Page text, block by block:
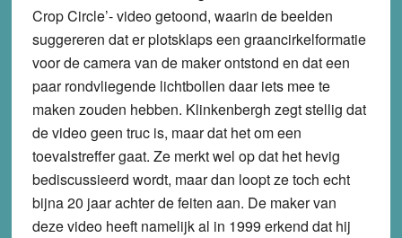
Crop Circle’- video getoond, waarin de beelden
suggereren dat er plotsklaps een graancirkelformatie
voor de camera van de maker ontstond en dat een
paar rondvliegende lichtbollen daar iets mee te
maken zouden hebben. Klinkenbergh zegt stellig dat
de video geen truc is, maar dat het om een
toevalstreffer gaat. Ze merkt wel op dat het hevig
bediscussieerd wordt, maar dan loopt ze toch echt
bijna 20 jaar achter de feiten aan. De maker van
deze video heeft namelijk al in 1999 erkend dat hij